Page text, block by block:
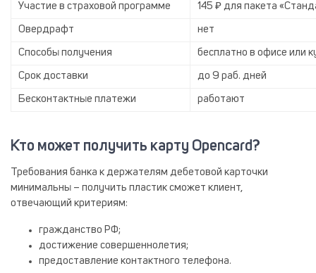
Участие в страховой программе 145 ₽ для пакета
Овердрафт нет
Способы получения бесплатно в офисе или
Срок доставки до 9 раб. дней
Бесконтактные платежи работают
Кто может получить карту Opencard?
Требования банка к держателям дебетовой карточки
минимальны – получить пластик сможет клиент,
отвечающий критериям:
гражданство РФ;
достижение совершеннолетия;
предоставление контактного телефона.